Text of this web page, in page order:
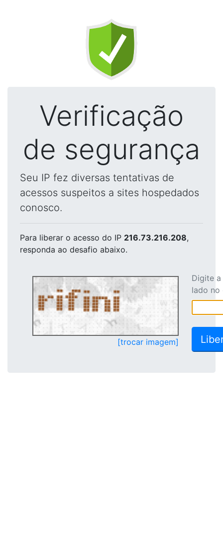
Verificação
de segurança
Seu IP fez diversas tentativas de
acessos suspeitos a sites hospedados
conosco.
Para liberar o acesso do IP 216.73.216.208,
responda ao desafio abaixo.
[trocar imagem]
Digite
lado no